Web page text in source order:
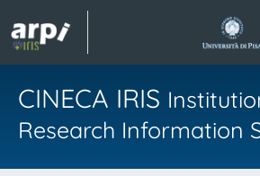
CINECA IRIS
Research Information